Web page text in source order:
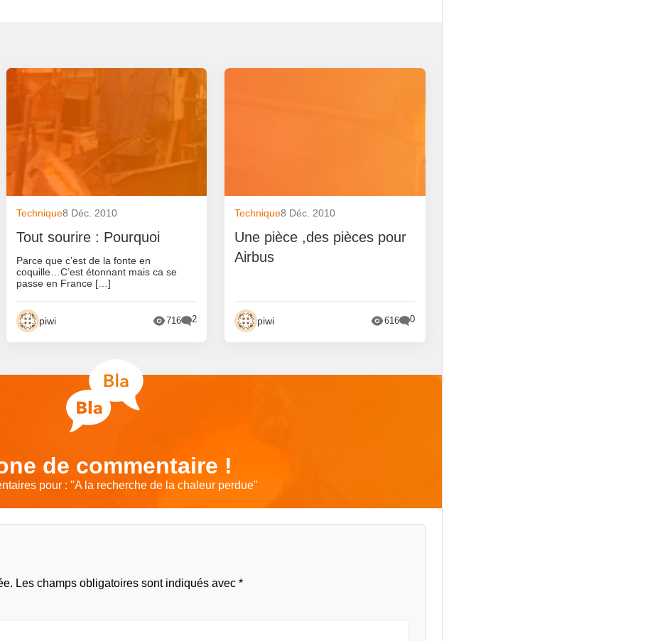
Technique8 Déc. 2010
Tout sourire : Pourquoi
Parce que c’est de la fonte en
coquille…C’est étonnant mais ca se
passe en France […]
piwi 716 2
Technique8 Déc. 2010
Une pièce ,des pièces pour
Airbus
piwi 616 0
de commentaire !
pour : "A la recherche de la chaleur perdue"
Les champs obligatoires sont indiqués avec *